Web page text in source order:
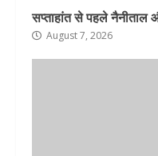
सप्ताहांत से पहले नैनीताल
August 7, 2026